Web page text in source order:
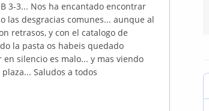
3-3... Nos ha encantado encontrar
las desgracias comunes... aunque al
retrasos, y con el catalogo de
la pasta os habeis quedado
silencio es malo... y mas viendo
Saludos a todos